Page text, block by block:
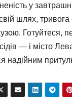
у
шлях, тривога
Готуйтеся,
— і місто
надійним